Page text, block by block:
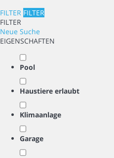
FILTER FILTER
FILTER
Neue Suche
EIGENSCHAFTEN
Pool
Haustiere erlaubt
Klimaanlage
Garage